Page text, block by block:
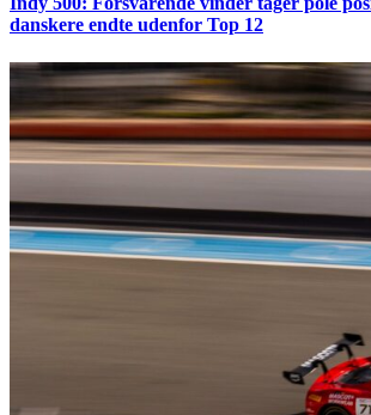
danskere endte udenfor Top 12